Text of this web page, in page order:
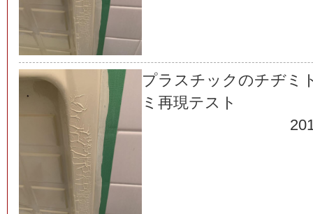
プラスチックのチヂミ
ミ再現テスト